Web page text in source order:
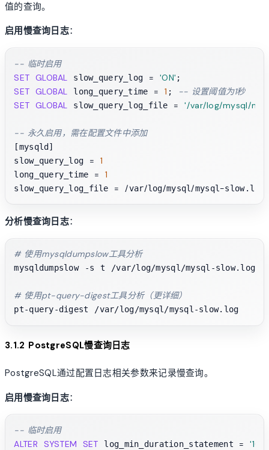
值的查询。
启用慢查询日志：
-- 临时启用
SET GLOBAL slow_query_log = 'ON'
SET GLOBAL long_query_time = 1 ;
-- 设置阈值为1秒
SET GLOBAL slow_query_log_file = '/var/log/mysql/
-- 永久启用，需在配置文件中添加
[mysqld]
slow_query_log = 1
long_query_time = 1
slow_query_log_file = /var/log/mysql /mysql -
分析慢查询日志：
# 使用mysqldumpslow工具分析
mysqldumpslow -s t /var/log/mysql/mysql-slow.log
# 使用pt-query-digest工具分析（更详细）
3.1.2 PostgreSQL慢查询日志
PostgreSQL通过配置日志相关参数来记录慢查询。
启用慢查询日志：
-- 临时启用
ALTER
SYSTEM SET log_min_duration_statement =